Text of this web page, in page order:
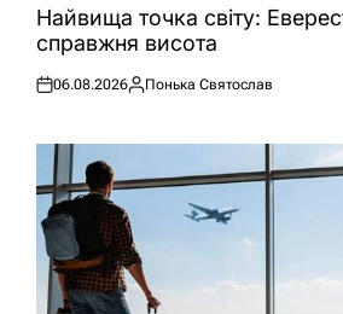
УНайвища точка світу:
справжня висота
Оприлюднено
06.08.2026
Опубліковано
Понька Святослав